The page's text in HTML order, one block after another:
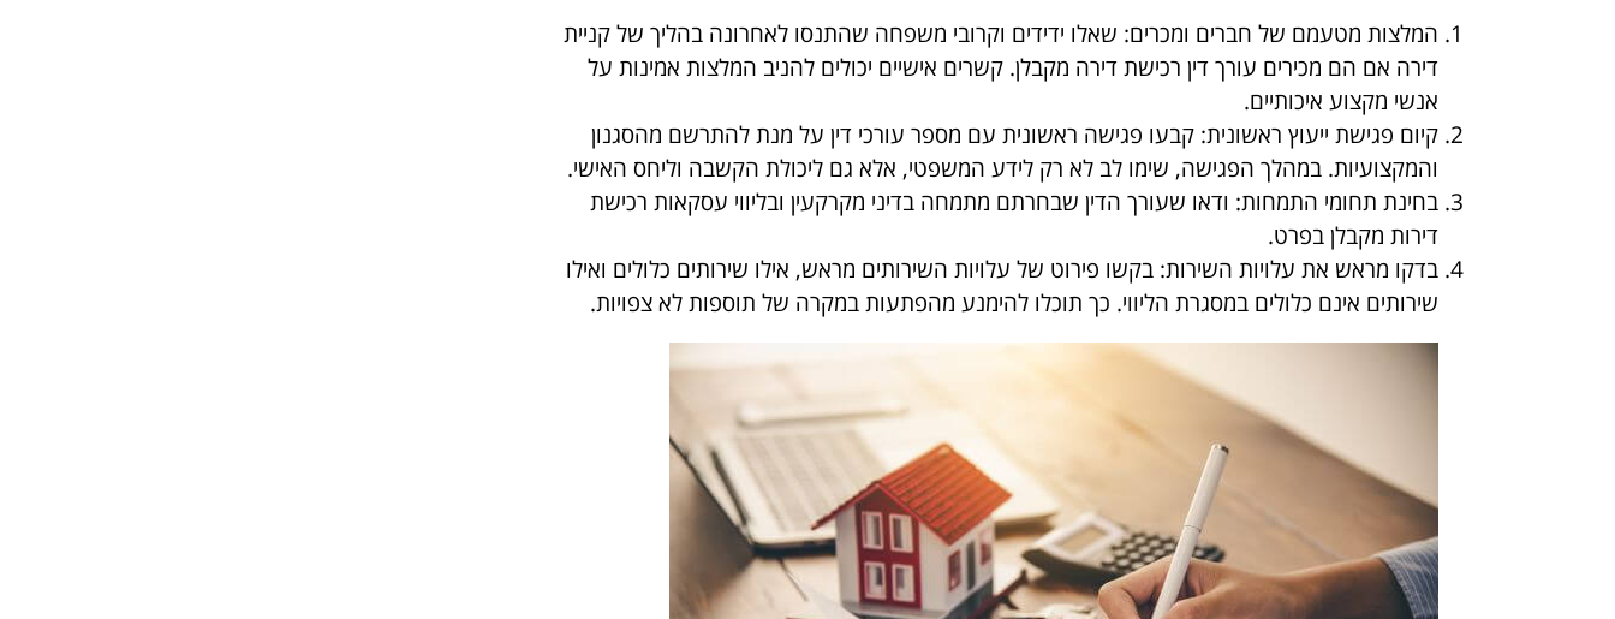
המלצות מטעמם של חברים ומכרים: שאלו ידידים וקרובי משפחה שהתנסו לאחרונה בהליך של קניית
דירה אם הם מכירים עורך דין רכישת דירה מקבלן. קשרים אישיים יכולים להניב המלצות אמינות על
אנשי מקצוע איכותיים.
קיום פגישת ייעוץ ראשונית: קבעו פגישה ראשונית עם מספר עורכי דין על מנת להתרשם מהסגנון
והמקצועיות. במהלך הפגישה, שימו לב לא רק לידע המשפטי, אלא גם ליכולת הקשבה וליחס האישי.
בחינת תחומי התמחות: ודאו שעורך הדין שבחרתם מתמחה בדיני מקרקעין ובליווי עסקאות רכישת
דירות מקבלן בפרט.
בדקו מראש את עלויות השירות: בקשו פירוט של עלויות השירותים מראש, אילו שירותים כלולים ואילו
שירותים אינם כלולים במסגרת הליווי. כך תוכלו להימנע מהפתעות במקרה של תוספות לא צפויות.